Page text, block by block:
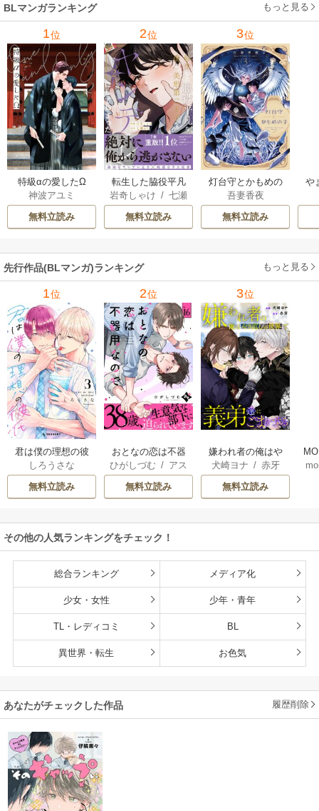
BLマンガランキング もっと見る
1位
特級αの愛したΩ
神波アユミ
無料立読み
2位
転生した脇役平凡
な僕は、美形第二
王子をヤンデレに
してしまった【シ
岩奇しゃけ /七瀬
おむ
無料立読み
3位
灯台守とかもめの
子
吾妻香夜
無料立読み
や
先行作品(BLマンガ)ランキング もっと見る
1位
君は僕の理想の彼
氏
しろうさな
無料立読み
2位
おとなの恋は不器
用なので
ひがしづむ / アス
ティル編集部
無料立読み
3位
嫌われ者の俺はや
り直しの世界で義
弟達にごまをする
（分冊版）
犬崎ヨナ / 赤牙
無料立読み
その他の人気ランキングをチェック！
総合ランキング メディア化
少女・女性 少年・青年
TL・レディコミ BL
異世界・転生 お色気
あなたがチェックした作品 履歴削除